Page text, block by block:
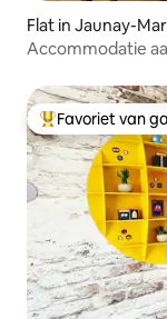
Flat in Jaunay-
Accommodatie
Topfavoriet van
Favoriet van